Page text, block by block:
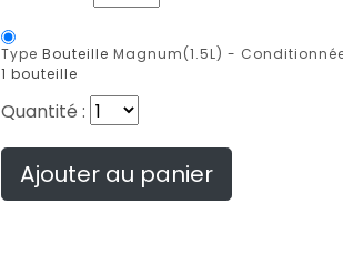
Type Bouteille Magnum(1.5L) -
1 bouteille
Quantité :
Ajouter au panier